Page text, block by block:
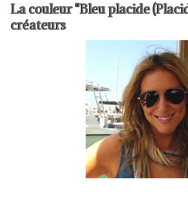
La couleur "Bleu placide
créateurs